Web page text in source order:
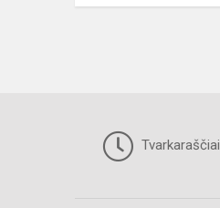
Tvarkaraščiai